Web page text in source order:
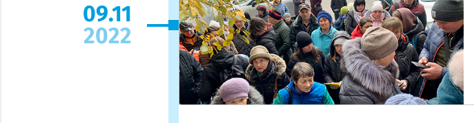
09.11
2022